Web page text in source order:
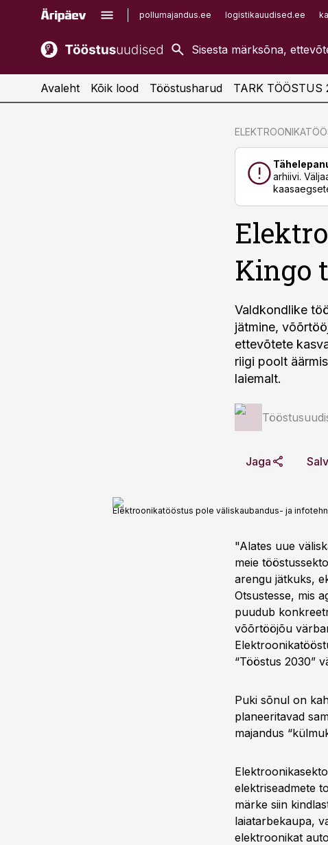
pollumajandus.ee logistikauudised.ee
kaubandus.ee
kinnisvarauudised.ee
imelineajalugu.ee
Avaleht Kõik lood Tööstusharud TARK TÖÖSTUS
arhiivi.
Kingo
Valdkondlike
jätmine,
ettevõtete
riigi poolt
laiemalt.
Jaga
Elektroonikatööstus pole väliskaubandus- ja
"Alates uue
meie
arengu jätkuks,
Otsustesse, mis
puudub
võõrtööjõu
“Tööstus 2030”
Puki sõnul on
planeeritavad
majandus
elektriseadmete
märke siin
laiatarbekaupa,
elektroonikat